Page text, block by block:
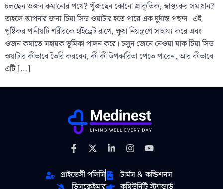
চলছেন ওজন কমানোর পথে? খুঁজছেন কোনো প্রাকৃতিক, স্বাস্থ্যকর সমাধান?
তাহলে আপনার জন্য চিয়া সিড ওয়াটার হতে পারে এক দুর্দান্ত পছন্দ। এই
পুষ্টিকর পানীয়টি শরীরকে হাইড্রেট রাখে, ক্ষুধা নিয়ন্ত্রণে সাহায্য করে এবং
ওজন কমাতে সহায়ক ভূমিকা পালন করে। চলুন জেনে নেওয়া যাক চিয়া সিড
ওয়াটার কীভাবে তৈরি করবেন, কী কী উপকারিতা পেতে পারেন, আর কীভাবে
এটি […]
প্রাইভেসী পলিসি
টার্মস & কন্ডিশনস